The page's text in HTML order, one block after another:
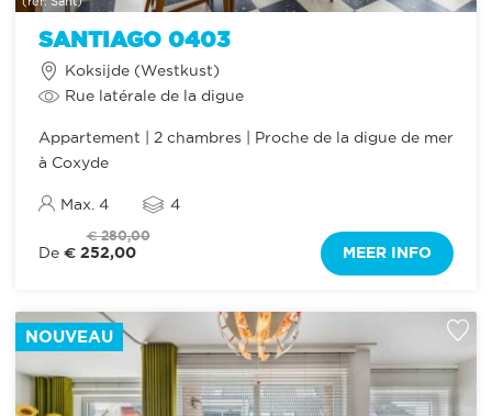
SANTIAGO 0403
Koksijde (Westkust)
Rue latérale de la digue
Appartement | 2 chambres | Proche de la digue de mer
à Coxyde
Max. 4 4
€ 280,00
De € 252,00 MEER INFO
NOUVEAU